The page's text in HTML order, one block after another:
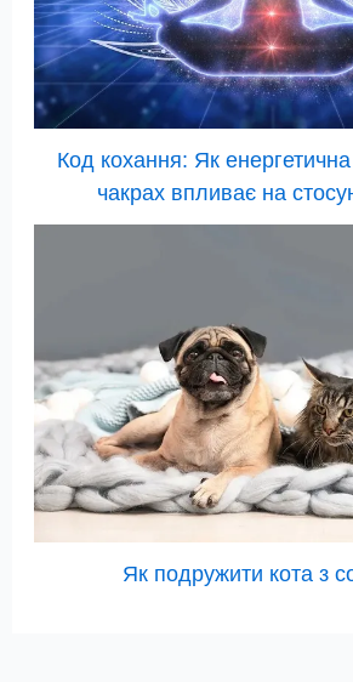
Код кохання: Як енергетична
чакрах впливає на
Як подружити кота з